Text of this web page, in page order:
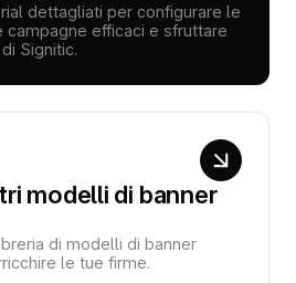
dettagliati per configurare le
campagne efficaci e sfruttare
Signitic.
modelli di banner
di modelli di banner
le tue firme.